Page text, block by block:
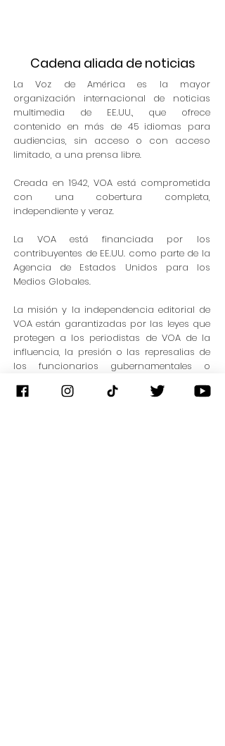
Cadena aliada de noticias
La Voz de América es la mayor
organización internacional de noticias
multimedia de EE.UU., que ofrece
contenido en más de 45 idiomas para
audiencias, sin acceso o con acceso
limitado, a una prensa libre.
Creada en 1942, VOA está comprometida
con una cobertura completa,
independiente y veraz.
La VOA está financiada por los
contribuyentes de EE.UU. como parte de la
Agencia de Estados Unidos para los
Medios Globales.
La misión y la independencia editorial de
VOA están garantizadas por las leyes que
protegen a los periodistas de VOA de la
influencia, la presión o las represalias de
los funcionarios gubernamentales o